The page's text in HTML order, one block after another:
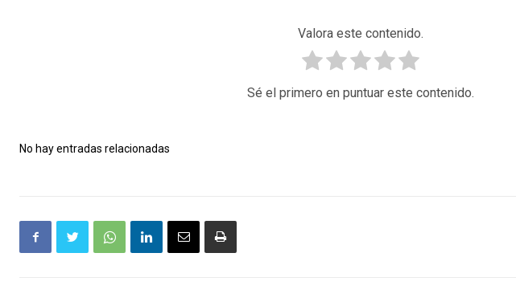
Valora este contenido.
Sé el primero en puntuar este contenido.
No hay entradas relacionadas